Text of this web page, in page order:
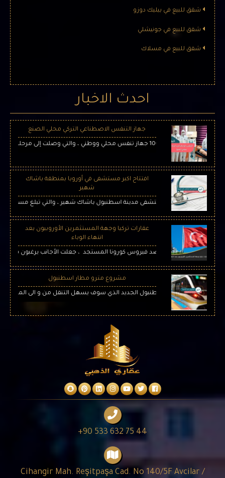
شقق للبيع في بيليك دوزو
شقق للبيع في جونيشلي
شقق للبيع في مسلاك
احدث الاخبار
جهاز التنفس الاصطناعي التركي محلي الصنع
محلي ووطني ، والتي وصلت إلى مرحلة الإنتاج الضخم بعمل 4 شركات تركية
افتتاح اكبر مستشفى في أوروبا بمنطقة باشاك
شهير
الأولى من مستشفى مدينة اسطنبول باشاك شهير ، والتي تبلغ مساحته الداخلية حوالي
عقارات تركيا وجهة المستثمرين الأوروبيون بعد
انتهاء الوباء
تركيا في الحرب ضد فيروس كورونا المستجد ، جعلت الأجانب يرغبون في حمل
مشروع مترو مطار اسطنبول
مترو مطار اسطنبول الجديد الذي سوف يسهل التنقل من و الى المطار عبر
+90 533 632 75 44
Cihangir Mah. Reşitpaşa Cad. No 140/5F Avcilar /